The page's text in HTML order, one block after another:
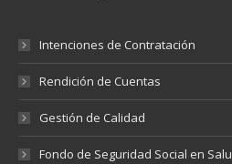
Intenciones de Contratación
Rendición de Cuentas
Gestión de Calidad
Fondo de Seguridad Social en